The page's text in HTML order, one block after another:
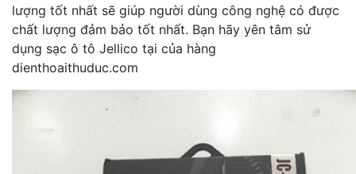
lượng tốt nhất sẽ giúp người dùng công nghệ có được
chất lượng đảm bảo tốt nhất. Bạn hãy yên tâm sử
dụng sạc ô tô Jellico tại của hàng
dienthoaithuduc.com